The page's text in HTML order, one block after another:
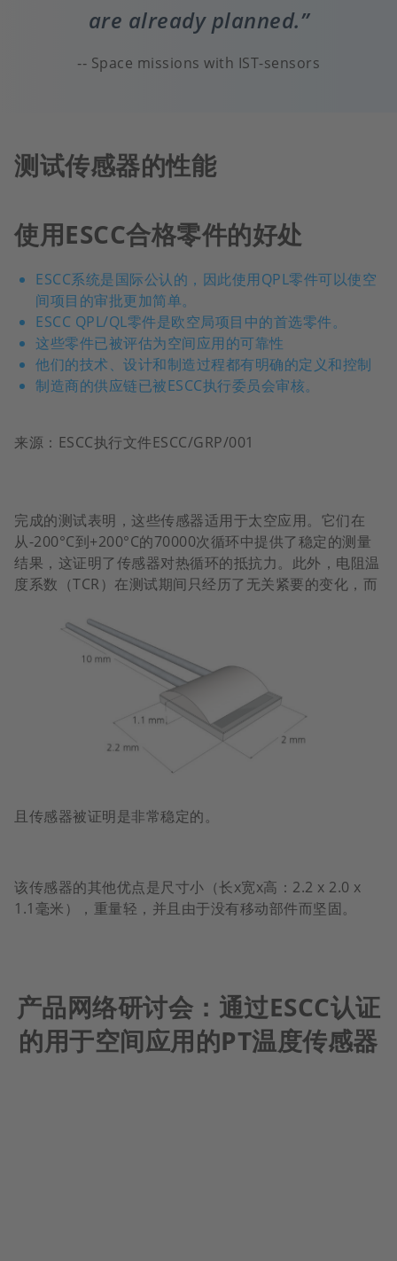
are already planned.
Space missions with IST-sensors
测试传感器的性能
完成的测试表明，这些传感器适用于太空应用。它们在
从-200°C到+200°C的70000次循环中提供了稳定的测量
结果，这证明了传感器对热循环的抵抗力。此外，电阻温
度系数（TCR）在测试期间只经历了无关紧要的变化，而
且传感器被证明是非常稳定的。
该传感器的其他优点是尺寸小（长x宽x高：2.2 x 2.0 x
1.1毫米），重量轻，并且由于没有移动部件而坚固。
使用ESCC合格零件的好处
ESCC系统是国际公认的，因此使用QPL零件可以使空
间项目的审批更加简单。
ESCC QPL/QL零件是欧空局项目中的首选零件。
这些零件已被评估为空间应用的可靠性
他们的技术、设计和制造过程都有明确的定义和控制
制造商的供应链已被ESCC执行委员会审核。
来源：ESCC执行文件ESCC/GRP/001
产品网络研讨会：通过ESCC认证
的用于空间应用的PT温度传感器